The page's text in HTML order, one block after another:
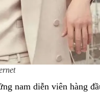
nam diễn viên hàng